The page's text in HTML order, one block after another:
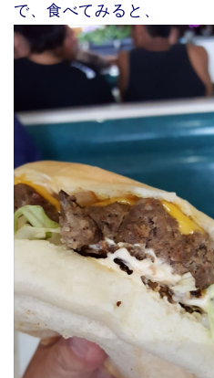
で、食べてみると、